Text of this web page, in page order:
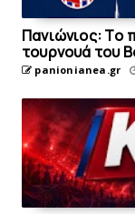
Πανιώνιoς: Tο
τουρνουά του
panionianea.gr